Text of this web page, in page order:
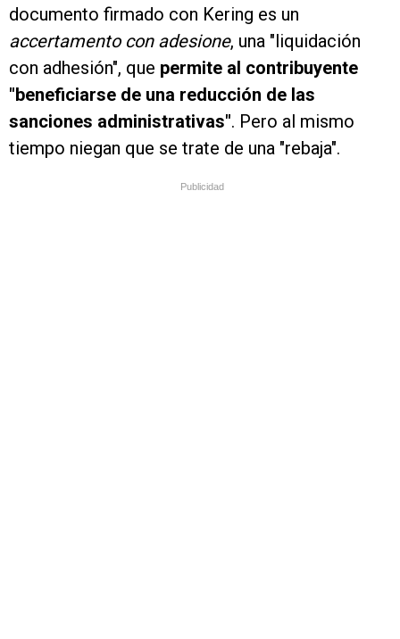
documento firmado con Kering es un
accertamento con adesione, una "liquidación
con adhesión", que permite al contribuyente
"beneficiarse de una reducción de las
sanciones administrativas". Pero al mismo
tiempo niegan que se trate de una "rebaja".
Publicidad